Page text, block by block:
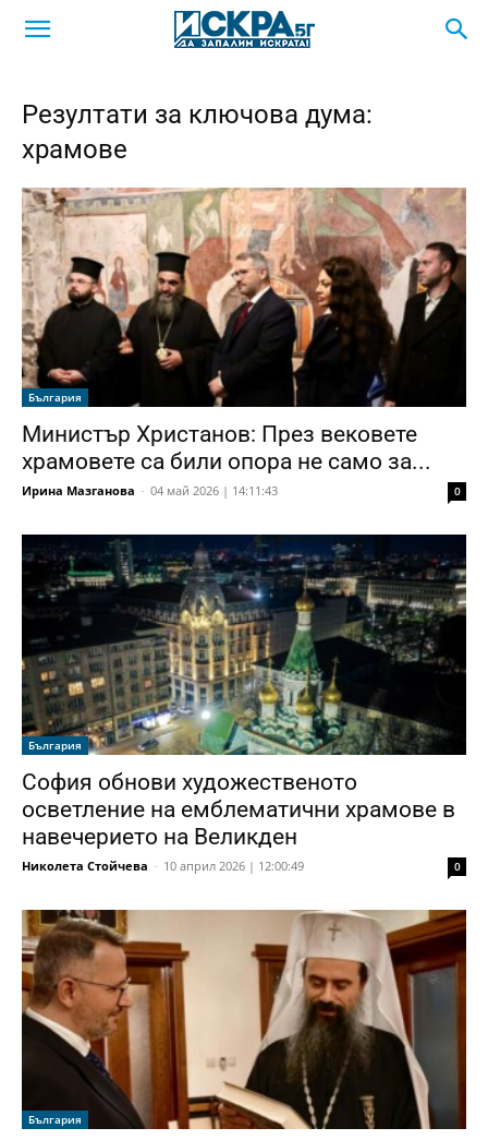
Резултати за ключова дума:
храмове
България
Министър Христанов: През вековете
храмовете са били опора не само за...
Ирина Мазганова - 04 май 2026 | 14:11:43 0
България
София обнови художественото
осветление на емблематични храмове в
навечерието на Великден
Николета Стойчева - 10 април 2026 | 12:00:49 0
България